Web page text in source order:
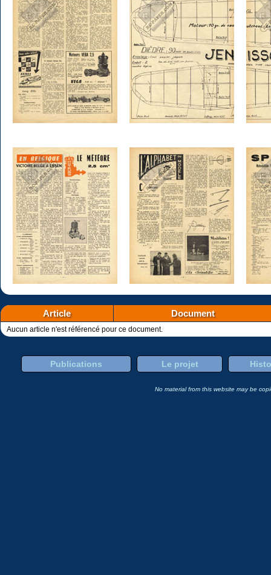
Article Document
Aucun article n'est référencé pour ce document.
Publications Le projet
No material from this website may be